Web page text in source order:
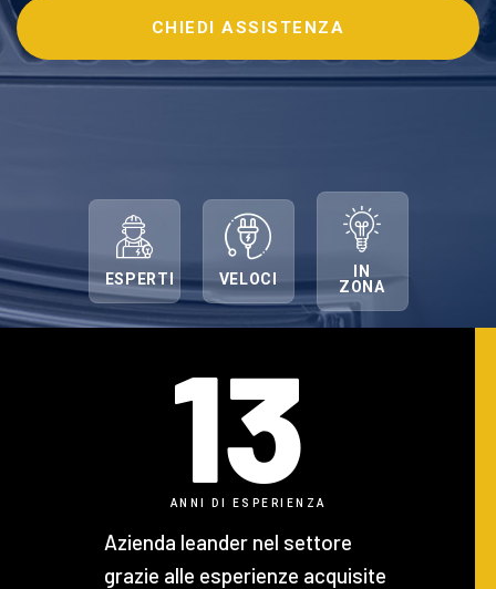
CHIEDI ASSISTENZA
ESPERTI VELOCI
IN
ZONA
13
ANNI DI ESPERIENZA
Azienda leander nel settore
grazie alle esperienze acquisite